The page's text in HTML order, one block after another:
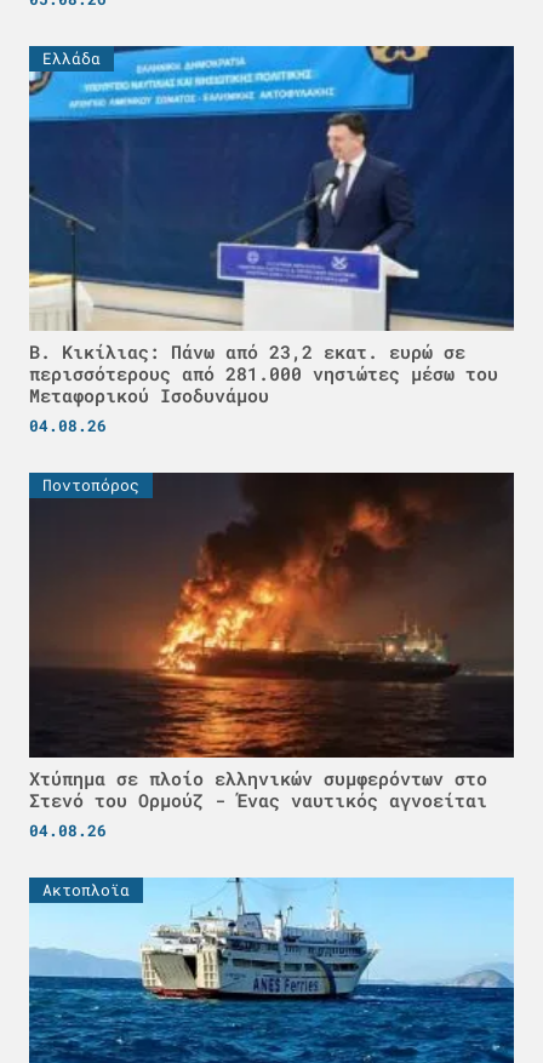
Ελλάδα
Β. Κικίλιας: Πάνω από 23,2 εκατ. ευρώ σε
περισσότερους από 281.000 νησιώτες μέσω του
Μεταφορικού Ισοδυνάμου
04.08.26
Ποντοπόρος
Χτύπημα σε πλοίο ελληνικών συμφερόντων στο
Στενό του Ορμούζ - Ένας ναυτικός αγνοείται
04.08.26
Ακτοπλοϊα